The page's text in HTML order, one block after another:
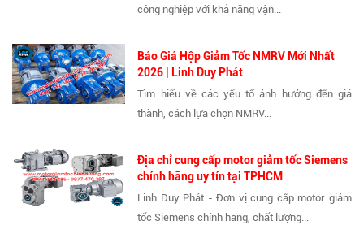
công nghiệp với khả năng vận...
Báo Giá Hộp Giảm Tốc NMRV Mới Nhất
2026 | Linh Duy Phát
Tìm hiểu về các yếu tố ảnh hưởng đến giá
thành, cách lựa chọn NMRV...
Địa chỉ cung cấp motor giảm tốc Siemens
chính hãng uy tín tại TPHCM
Linh Duy Phát - Đơn vị cung cấp motor giảm
tốc Siemens chính hãng, chất lượng...